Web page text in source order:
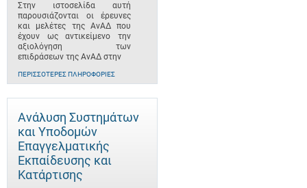
Στην ιστοσελίδα αυτή
παρουσιάζονται οι έρευνες
και μελέτες της ΑνΑΔ που
έχουν ως αντικείμενο την
αξιολόγηση των
επιδράσεων της ΑνΑΔ στην
ΠΕΡΙΣΣΌΤΕΡΕΣ ΠΛΗΡΟΦΟΡΊΕΣ
Ανάλυση Συστημάτων
και Υποδομών
Επαγγελματικής
Εκπαίδευσης και
Κατάρτισης